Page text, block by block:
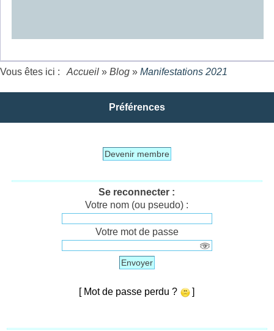
Vous êtes ici : Accueil » Blog » Manifestations 2021
Préférences
Devenir membre
Se reconnecter :
Votre nom (ou pseudo) :
Votre mot de passe
Envoyer
[ Mot de passe perdu ? ]